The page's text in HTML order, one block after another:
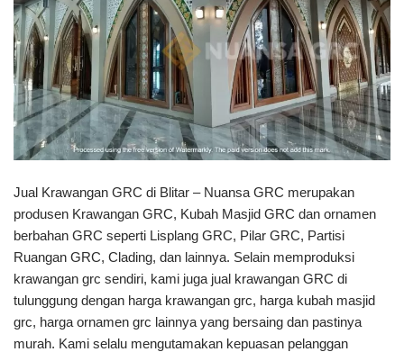
Jual Krawangan GRC di Blitar – Nuansa GRC merupakan
produsen Krawangan GRC, Kubah Masjid GRC dan ornamen
berbahan GRC seperti Lisplang GRC, Pilar GRC, Partisi
Ruangan GRC, Clading, dan lainnya. Selain memproduksi
krawangan grc sendiri, kami juga jual krawangan GRC di
tulunggung dengan harga krawangan grc, harga kubah masjid
grc, harga ornamen grc lainnya yang bersaing dan pastinya
murah. Kami selalu mengutamakan kepuasan pelanggan